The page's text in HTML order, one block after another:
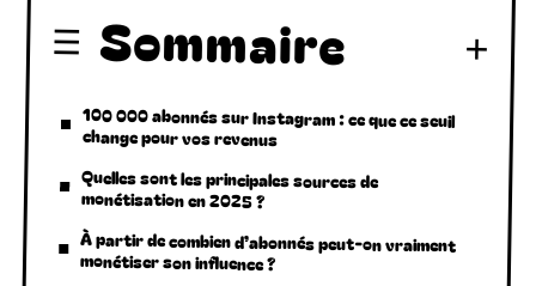
Sommaire
100 000 abonnés sur Instagram : ce que ce seuil
change pour vos revenus
Quelles sont les principales sources de
monétisation en 2025 ?
À partir de combien d’abonnés peut-on vraiment
monétiser son influence ?